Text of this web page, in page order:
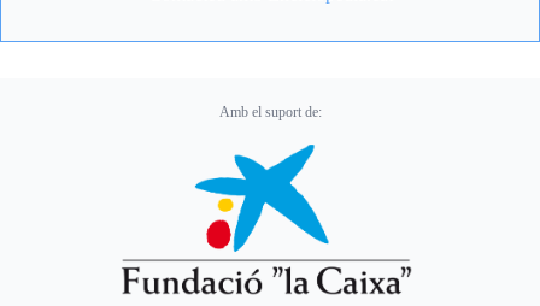
Amb el suport de: